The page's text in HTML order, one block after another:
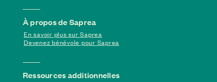
À propos de Saprea
En savoir plus sur Saprea
Devenez bénévole pour Saprea
Ressources additionnelles